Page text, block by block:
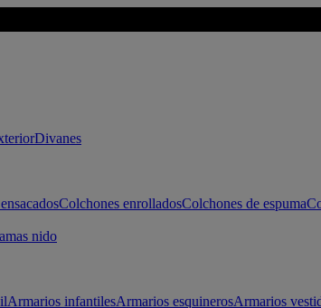
Divanes
Colchones enrolladosColchones de espuma
nido
Armarios infantilesArmarios esquinerosArmarios